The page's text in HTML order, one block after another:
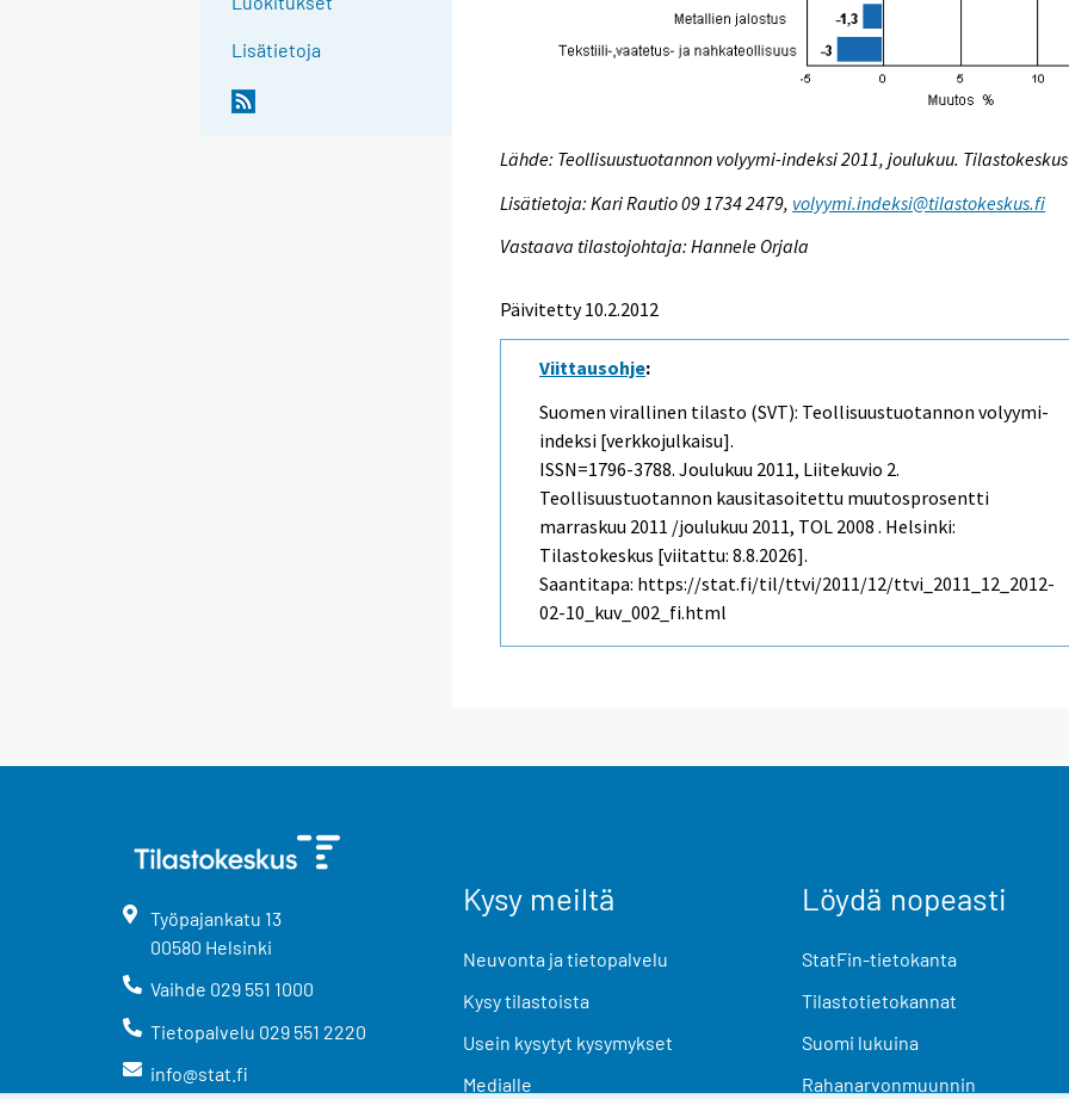
Lisätietoja
Lähde: Teollisuustuotannon volyymi-indeksi 2011, joulukuu. Tilastokeskus
Lisätietoja: Kari Rautio 09 1734 2479, volyymi.indeksi@tilastokeskus.fi
Vastaava tilastojohtaja: Hannele Orjala
Päivitetty 10.2.2012
Viittausohje:
Suomen virallinen tilasto (SVT): Teollisuustuotannon volyymi-
indeksi [verkkojulkaisu].
ISSN=1796-3788.Joulukuu 2011, Liitekuvio 2.
Teollisuustuotannon kausitasoitettu muutosprosentti
marraskuu 2011 /joulukuu 2011, TOL 2008 . Helsinki:
Tilastokeskus [viitattu: 8.8.2026].
Saantitapa: https://stat.fi/til/ttvi/2011/12/ttvi_2011_12_2012-
02-10_kuv_002_fi.html
Työpajankatu 13
00580 Helsinki
Vaihde 029 551 1000
Tietopalvelu 029 551 2220
info@stat.fi
Kysy meiltä
Neuvonta ja tietopalvelu
Kysy tilastoista
Usein kysytyt kysymykset
Medialle
Löydä nopeasti
StatFin-tietokanta
Tilastotietokannat
Suomi lukuina
Rahanarvonmuunnin